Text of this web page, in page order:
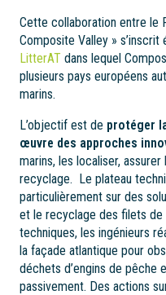
Cette collaboration entre le
Composite Valley »
LitterAT dans lequel
plusieurs pays européens
marins.
L’objectif est de protéger
œuvre des approches
marins, les localiser,
recyclage. Le plateau
particulièrement sur des
et le recyclage des filets de
techniques, les ingénieurs
la façade atlantique pour
déchets d’engins de pêche
passivement. Des actions